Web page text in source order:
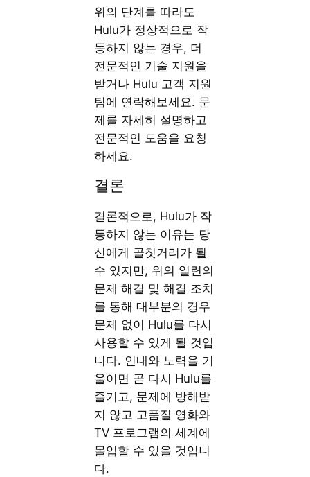
위의 단계를 따라도
Hulu가 정상적으로 작
동하지 않는 경우, 더
전문적인 기술 지원을
받거나 Hulu 고객 지원
팀에 연락해보세요. 문
제를 자세히 설명하고
전문적인 도움을 요청
하세요.
결론
결론적으로, Hulu가 작
동하지 않는 이유는 당
신에게 골칫거리가 될
수 있지만, 위의 일련의
문제 해결 및 해결 조치
를 통해 대부분의 경우
문제 없이 Hulu를 다시
사용할 수 있게 될 것입
니다. 인내와 노력을 기
울이면 곧 다시 Hulu를
즐기고, 문제에 방해받
지 않고 고품질 영화와
TV 프로그램의 세계에
몰입할 수 있을 것입니
다.